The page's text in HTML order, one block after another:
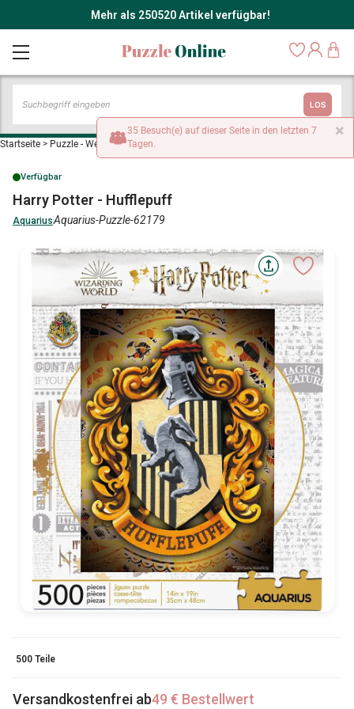
Mehr als 250520 Artikel verfügbar!
LOS
Startseite > Puzzle - Werbe- und Kinoplakate
Verfügbar
Harry Potter - Hufflepuff
AquariusAquarius-Puzzle-62179
500 Teile
Versandkostenfrei ab49 € Bestellwert
×
35 Besuch(e) auf dieser Seite in den letzten 7
Tagen.